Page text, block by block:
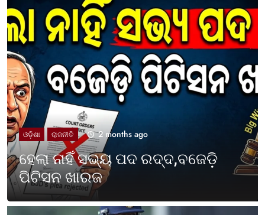
UNCATEGORIZED 2 months ago
ଓଡ଼ିଶା ପାଳିଲା ପଶ୍ଚିମବଙ୍ଗ
ପ୍ରତିଷ୍ଠା ଦିବସ